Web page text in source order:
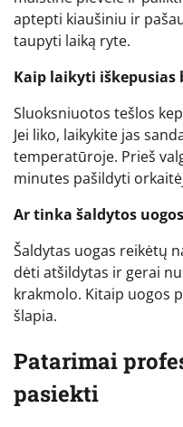
aptepti kiaušiniu ir
taupyti laiką ryte.
Kaip laikyti iškepusias
Sluoksniuotos tešlos
Jei liko, laikykite jas
temperatūroje. Prieš
minutes pašildyti
Ar tinka šaldytos
Šaldytas uogas reikėtų
dėti atšildytas ir gerai
krakmolo. Kitaip uogos
šlapia.
Patarimai
pasiekti